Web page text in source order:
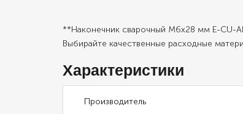
**Наконечник сварочный М6х28 мм E-CU-
Выбирайте качественные расходные
Характеристики
Производитель